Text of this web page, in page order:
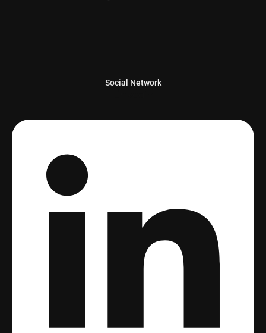
Social Network